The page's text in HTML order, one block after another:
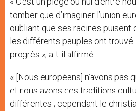
tomber que d’imaginer l’union
oubliant que ses racines puisent
les différents peuples ont
progrès », a-t-il affirmé.
« [Nous européens] n’avons pas
et nous avons des traditions
différentes ; cependant le